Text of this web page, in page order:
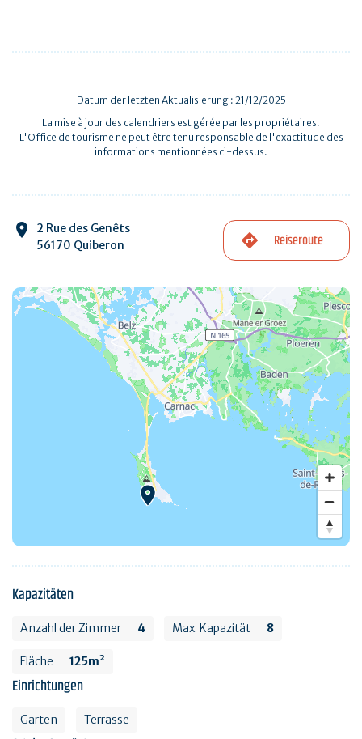
Datum der letzten Aktualisierung : 21/12/2025
La mise à jour des calendriers est gérée par les propriétaires.
L'Office de tourisme ne peut être tenu responsable de l'exactitude des
informations mentionnées ci-dessus.
2 Rue des Genêts
56170 Quiberon
Reiseroute
Kapazitäten
Anzahl der Zimmer 4 Max. Kapazität 8
Fläche 125m²
Einrichtungen
Garten Terrasse